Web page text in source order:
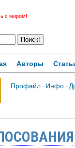
с миром!
Авторы
Профайл· Инфо·